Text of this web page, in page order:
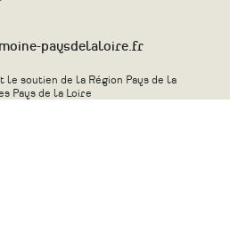
paysdelaloire.fr
le soutien de la Région Pays de la
Pays de la Loire